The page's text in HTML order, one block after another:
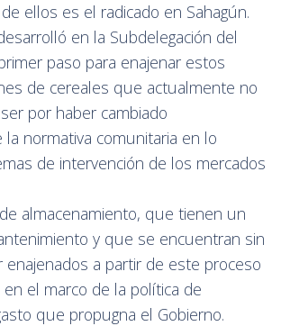
ellos es el radicado en Sahagún.
en la Subdelegación del
paso para enajenar estos
de cereales que actualmente no
por haber cambiado
normativa comunitaria en lo
de intervención de los mercados
almacenamiento, que tienen un
y que se encuentran sin
a partir de este proceso
el marco de la política de
que propugna el Gobierno.